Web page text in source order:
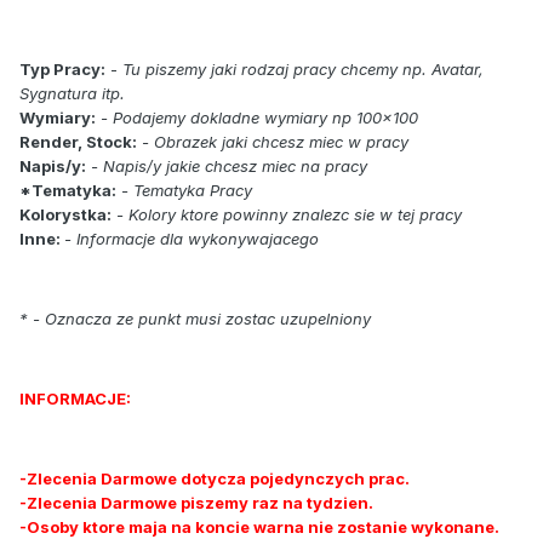
Typ Pracy: - Tu piszemy jaki rodzaj pracy chcemy np. Avatar,
Sygnatura itp.
Wymiary: - Podajemy dokladne wymiary np 100x100
Render, Stock: - Obrazek jaki chcesz miec w pracy
Napis/y: - Napis/y jakie chcesz miec na pracy
*Tematyka: - Tematyka Pracy
Kolorystka: - Kolory ktore powinny znalezc sie w tej pracy
Inne: - Informacje dla wykonywajacego
* - Oznacza ze punkt musi zostac uzupelniony
INFORMACJE:
-Zlecenia Darmowe dotycza pojedynczych prac.
-Zlecenia Darmowe piszemy raz na tydzien.
-Osoby ktore maja na koncie warna nie zostanie wykonane.